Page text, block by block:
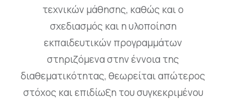
τεχνικών μάθησης, καθώς και ο
σχεδιασμός και η υλοποίηση
εκπαιδευτικών προγραμμάτων
στηριζόμενα στην έννοια της
διαθεματικότητας, θεωρείται απώτερος
στόχος και επιδίωξη του συγκεκριμένου